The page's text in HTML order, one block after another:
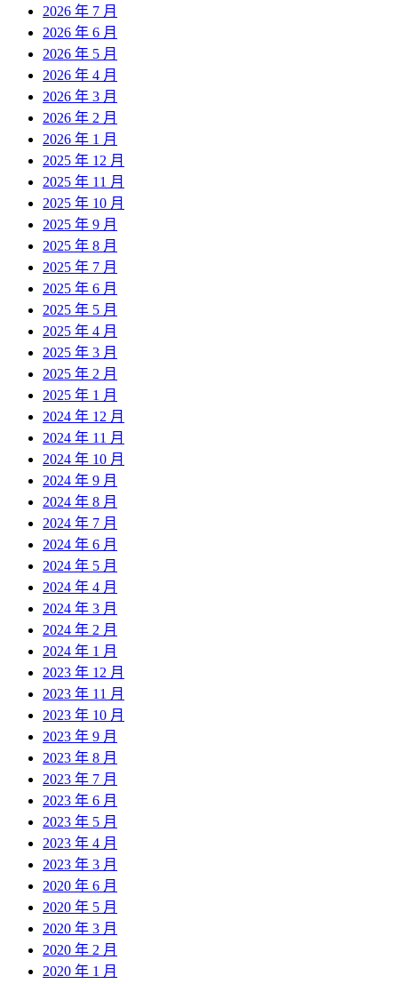
2026 年 7 月
2026 年 6 月
2026 年 5 月
2026 年 4 月
2026 年 3 月
2026 年 2 月
2026 年 1 月
2025 年 12 月
2025 年 11 月
2025 年 10 月
2025 年 9 月
2025 年 8 月
2025 年 7 月
2025 年 6 月
2025 年 5 月
2025 年 4 月
2025 年 3 月
2025 年 2 月
2025 年 1 月
2024 年 12 月
2024 年 11 月
2024 年 10 月
2024 年 9 月
2024 年 8 月
2024 年 7 月
2024 年 6 月
2024 年 5 月
2024 年 4 月
2024 年 3 月
2024 年 2 月
2024 年 1 月
2023 年 12 月
2023 年 11 月
2023 年 10 月
2023 年 9 月
2023 年 8 月
2023 年 7 月
2023 年 6 月
2023 年 5 月
2023 年 4 月
2023 年 3 月
2020 年 6 月
2020 年 5 月
2020 年 3 月
2020 年 2 月
2020 年 1 月